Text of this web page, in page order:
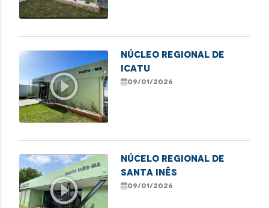
play_circle_outline
NÚCLEO REGIONAL DE
ICATU
09/01/2026
play_circle_outline
NÚCELO REGIONAL DE
SANTA INÊS
09/01/2026